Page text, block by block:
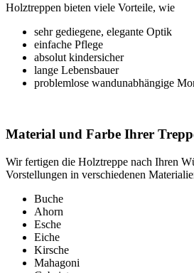
Holztreppen bieten viele Vorteile, wie
sehr gediegene, elegante Optik
einfache Pflege
absolut kindersicher
lange Lebensbauer
problemlose wandunabhängige
Material und Farbe Ihrer
Wir fertigen die Holztreppe nach Ihren
Vorstellungen in verschiedenen
Buche
Ahorn
Esche
Eiche
Kirsche
Mahagoni